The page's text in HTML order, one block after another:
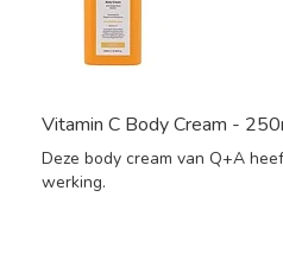
Vitamin C Body Cream -
Deze body cream van Q+A
werking.